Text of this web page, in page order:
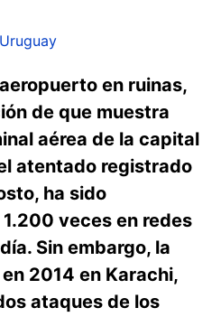
en ruinas,
de que muestra
aérea de la capital
atentado registrado
ha sido
veces en redes
Sin embargo, la
2014 en Karachi,
ataques de los